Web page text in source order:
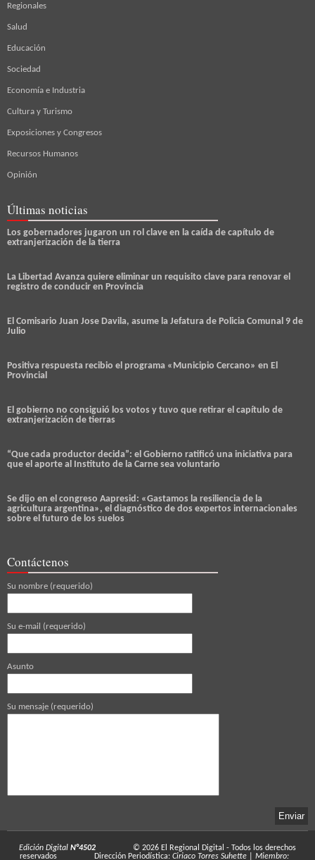
Regionales
Salud
Educación
Sociedad
Economía e Industria
Cultura y Turismo
Exposiciones y Congresos
Recursos Humanos
Opinión
Últimas noticias
Los gobernadores jugaron un rol clave en la caída de capítulo de
extranjerización de la tierra
La Libertad Avanza quiere eliminar un requisito clave para renovar el
registro de conducir en Provincia
El Comisario Juan Jose Davila, asume la Jefatura de Policia Comunal 9 de
Julio
Positiva respuesta recibio el programa «Municipio Cercano» en El
Provincial
El gobierno no consiguió los votos y tuvo que retirar el capítulo de
extranjerización de tierras
“Que cada productor decida”: el Gobierno ratificó una iniciativa para
que el aporte al Instituto de la Carne sea voluntario
Se dijo en el congreso Aapresid: «Gastamos la resiliencia de la
agricultura argentina», el diagnóstico de dos expertos internacionales
sobre el futuro de los suelos
Contáctenos
Su nombre (requerido)
Su e-mail (requerido)
Asunto
Su mensaje (requerido)
Edición Digital N°4502 © 2026 El Regional Digital - Todos los derechos
reservados
Dirección Periodística: Ciriaco Torres Suhette Miembro: